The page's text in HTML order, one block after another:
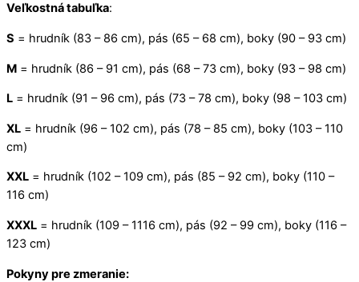
Veľkostná tabuľka:
S = hrudník (83 – 86 cm), pás (65 – 68 cm), boky (90 – 93 cm)
M = hrudník (86 – 91 cm), pás (68 – 73 cm), boky (93 – 98 cm)
L = hrudník (91 – 96 cm), pás (73 – 78 cm), boky (98 – 103 cm)
XL = hrudník (96 – 102 cm), pás (78 – 85 cm), boky (103 – 110
cm)
XXL = hrudník (102 – 109 cm), pás (85 – 92 cm), boky (110 –
116 cm)
XXXL = hrudník (109 – 1116 cm), pás (92 – 99 cm), boky (116 –
123 cm)
Pokyny pre zmeranie: